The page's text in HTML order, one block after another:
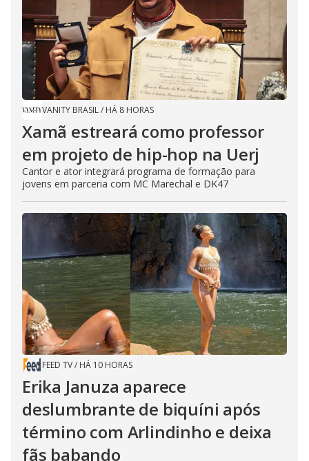
VANITY BRASIL/ HÁ 8 HORAS
Xamã estreará como professor
em projeto de hip-hop na Uerj
Cantor e ator integrará programa de formação para
jovens em parceria com MC Marechal e DK47
FEED TV/ HÁ 10 HORAS
Erika Januza aparece
deslumbrante de biquíni após
término com Arlindinho e deixa
fãs babando